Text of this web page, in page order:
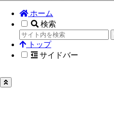
ホーム
検索
トップ
サイドバー